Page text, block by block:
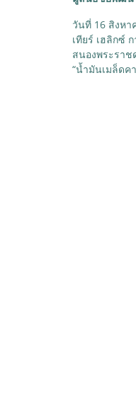
วันที่ 16 สิงหา
เทียร์ เฮลิกซ์
สนองพระรา
“น้ำมันเมล็ด